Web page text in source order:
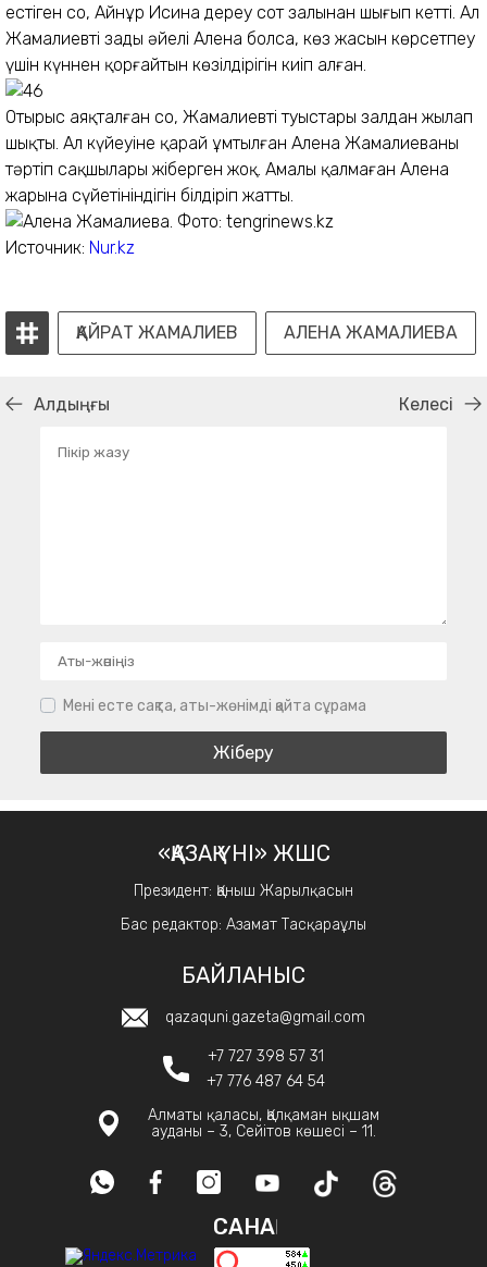
естіген соң, Айнұр Исина дереу сот залынан шығып кетті. Ал
Жамалиевтің заңды әйелі Алена болса, көз жасын көрсетпеу
үшін күннен қорғайтын көзілдірігін киіп алған.
Отырыс аяқталған соң, Жамалиевтің туыстары залдан жылап
шықты. Ал күйеуіне қарай ұмтылған Алена Жамалиеваны
тәртіп сақшылары жіберген жоқ. Амалы қалмаған Алена
жарына сүйетініндігін білдіріп жатты.
Источник: Nur.kz
ҚАЙРАТ ЖАМАЛИЕВ АЛЕНА ЖАМАЛИЕВА
Алдыңғы Келесі
Мені есте сақта, аты-жөнімді қайта сұрама
«ҚАЗАҚ ҮНІ» ЖШС
Президент: Қаныш Жарылқасын
Бас редактор: Азамат Тасқараұлы
БАЙЛАНЫС
qazaquni.gazeta@gmail.com
+7 727 398 57 31
+7 776 487 64 54
Алматы қаласы, Қалқаман ықшам
ауданы – 3, Сейітов көшесі – 11.
САНАҚ